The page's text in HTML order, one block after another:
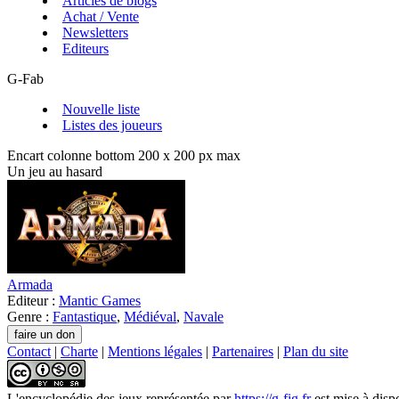
Achat / Vente
Newsletters
Editeurs
G-Fab
Nouvelle liste
Listes des joueurs
Encart colonne bottom 200 x 200 px max
Un jeu au hasard
Armada
Editeur : Mantic Games
Genre : Fantastique, Médiéval, Navale
Contact | Charte | Mentions légales | Partenaires | Plan du site